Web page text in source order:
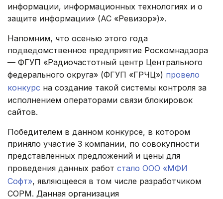
информации, информационных технологиях и о
защите информации» (АС «Ревизор»)».
Напомним, что осенью этого года
подведомственное предприятие Роскомнадзора
— ФГУП «Радиочастотный центр Центрального
федерального округа» (ФГУП «ГРЧЦ») провело
конкурс на создание такой системы контроля за
исполнением операторами связи блокировок
сайтов.
Победителем в данном конкурсе, в котором
приняло участие 3 компании, по совокупности
представленных предложений и цены для
проведения данных работ стало ООО «МФИ
Софт», являющееся в том числе разработчиком
СОРМ. Данная организация